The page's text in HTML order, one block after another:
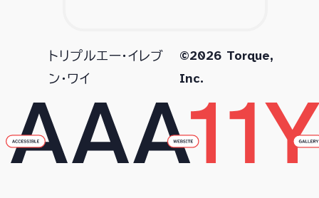
トリプルエー・イレブ
ン・ワイ
©2026 Torque,
Inc.